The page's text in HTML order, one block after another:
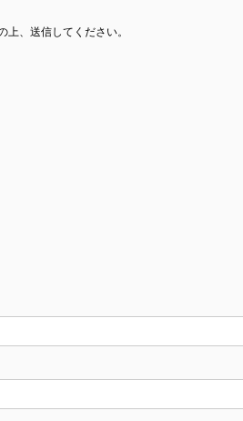
、送信してください。